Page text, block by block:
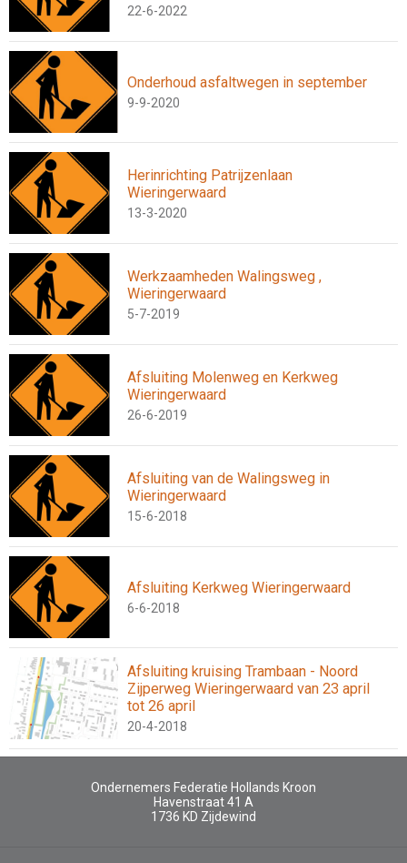
22-6-2022
Onderhoud asfaltwegen in september
9-9-2020
Herinrichting Patrijzenlaan
Wieringerwaard
13-3-2020
Werkzaamheden Walingsweg ,
Wieringerwaard
5-7-2019
Afsluiting Molenweg en Kerkweg
Wieringerwaard
26-6-2019
Afsluiting van de Walingsweg in
Wieringerwaard
15-6-2018
Afsluiting Kerkweg Wieringerwaard
6-6-2018
Afsluiting kruising Trambaan - Noord
Zijperweg Wieringerwaard van 23 april
tot 26 april
20-4-2018
Ondernemers Federatie Hollands Kroon
Havenstraat 41 A
1736 KD Zijdewind